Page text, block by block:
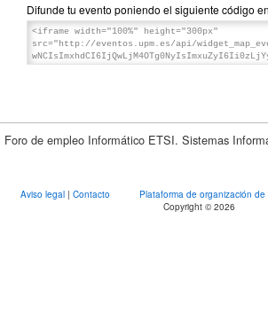
Difunde tu evento poniendo el siguiente código
Foro de empleo Informático ETSI. Sistemas
Aviso legal | Contacto
Plataforma de organización
Copyright © 2026